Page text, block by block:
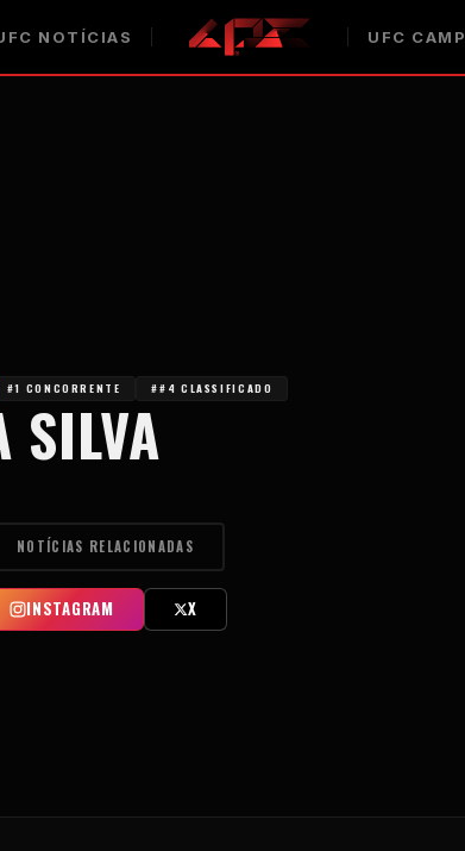
NOTÍCIAS UFC
#1 CONCORRENTE ##4 CLASSIFICADO
SILVA
NOTÍCIAS RELACIONADAS
INSTAGRAM X